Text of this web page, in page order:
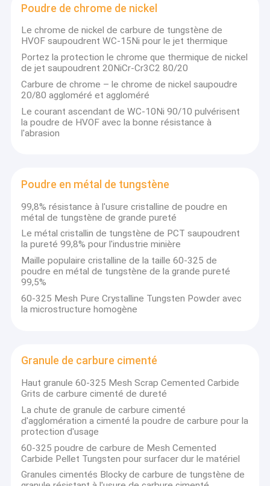
À la maison
Produits
À propos de nous
Poudre de chrome de nickel
Le chrome de nickel de carbure de tungstène de
HVOF saupoudrent WC-15Ni pour le jet thermique
Portez la protection le chrome que thermique de nickel
de jet saupoudrent 20NiCr-Cr3C2 80/20
Carbure de chrome – le chrome de nickel saupoudre
20/80 aggloméré et aggloméré
Le courant ascendant de WC-10Ni 90/10 pulvérisent
la poudre de HVOF avec la bonne résistance à
l'abrasion
Poudre en métal de tungstène
99,8% résistance à l'usure cristalline de poudre en
métal de tungstène de grande pureté
Le métal cristallin de tungstène de PCT saupoudrent
la pureté 99,8% pour l'industrie minière
Maille populaire cristalline de la taille 60-325 de
poudre en métal de tungstène de la grande pureté
99,5%
60-325 Mesh Pure Crystalline Tungsten Powder avec
la microstructure homogène
Granule de carbure cimenté
Haut granule 60-325 Mesh Scrap Cemented Carbide
Grits de carbure cimenté de dureté
La chute de granule de carbure cimenté
d'agglomération a cimenté la poudre de carbure pour la
protection d'usage
60-325 poudre de carbure de Mesh Cemented
Carbide Pellet Tungsten pour surfacer dur le matériel
Granules cimentés Blocky de carbure de tungstène de
Zhuzhou Jiangwu Boda surfaçant dur les matériaux Cie., Ltd a
été fondé en 2007, il a placé dans Jiulong technique et la zone
de développement économique, Yanling, Hunan Province.It a
établi par « Jiangxi Tungsten Industry Co., Ltd. » et « industrie
Co., Ltd. de tungstène de Zhuzhou Boda » comme entreprise